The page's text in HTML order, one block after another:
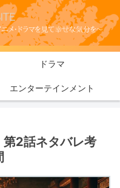
ドラマ
エンターテインメント
2話ネタバレ考